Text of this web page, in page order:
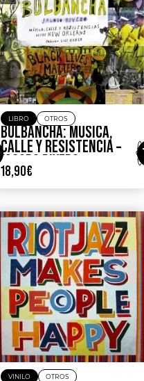
LIBRO OTROS
BULBANCHA: MUSICA,
CALLE Y RESISTENCIA –
JACOBO RIVERO
18,90€
VINILO OTROS